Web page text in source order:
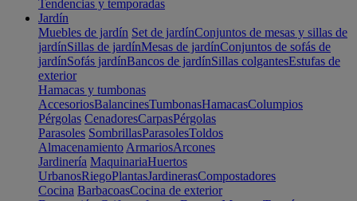
Tendencias y temporadas
Jardín
Muebles de jardín Set de jardínConjuntos de mesas y sillas de
jardínSillas de jardínMesas de jardínConjuntos de sofás de
jardínSofás jardínBancos de jardínSillas colgantesEstufas de
exterior
Hamacas y tumbonas
AccesoriosBalancinesTumbonasHamacasColumpios
Pérgolas CenadoresCarpasPérgolas
Parasoles SombrillasParasolesToldos
Almacenamiento ArmariosArcones
Jardinería MaquinariaHuertos
UrbanosRiegoPlantasJardinerasCompostadores
Cocina BarbacoasCocina de exterior